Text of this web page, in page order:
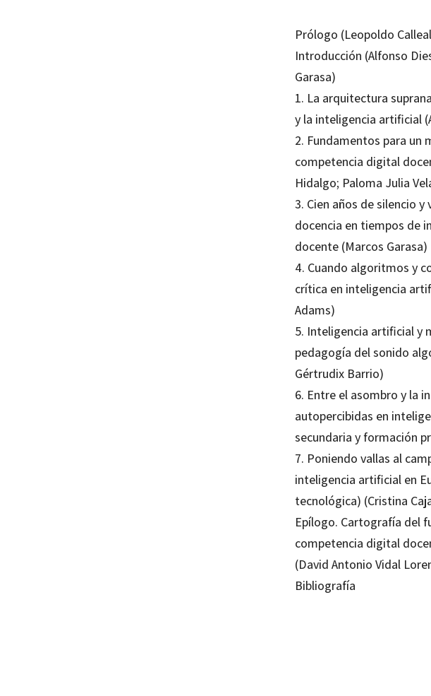
Prólogo (Leopoldo
Introducción (Alfonso
Garasa)
1. La arquitectura
y la inteligencia artificial
2. Fundamentos para un
competencia digital
Hidalgo; Paloma Julia
3. Cien años de silencio y
docencia en tiempos de
docente (Marcos Garasa)
4. Cuando algoritmos y
crítica en inteligencia
Adams)
5. Inteligencia artificial y
pedagogía del sonido
Gértrudix Barrio)
6. Entre el asombro y la
autopercibidas en
secundaria y formación
7. Poniendo vallas al
inteligencia artificial en
tecnológica) (Cristina
Epílogo. Cartografía del
competencia digital
(David Antonio Vidal
Bibliografía